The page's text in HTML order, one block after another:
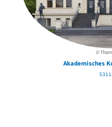
©
Akademisches